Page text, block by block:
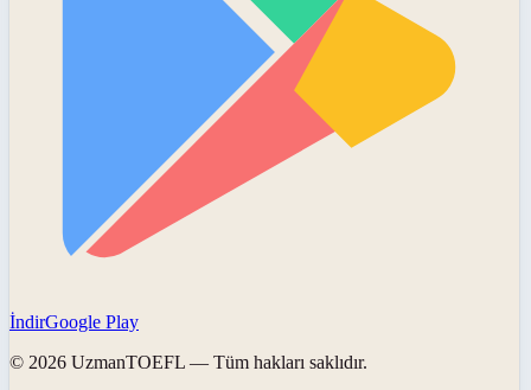
İndirGoogle Play
© 2026 UzmanTOEFL — Tüm hakları saklıdır.